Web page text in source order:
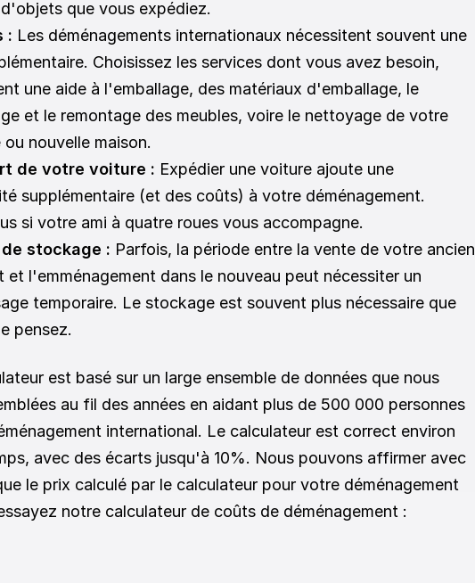
que vous expédiez.
: Les déménagements internationaux nécessitent souvent une
Choisissez les services dont vous avez besoin,
une aide à l'emballage, des matériaux d'emballage, le
et le remontage des meubles, voire le nettoyage de votre
ou nouvelle maison.
de votre voiture : Expédier une voiture ajoute une
supplémentaire (et des coûts) à votre déménagement.
si votre ami à quatre roues vous accompagne.
stockage : Parfois, la période entre la vente de votre ancien
et l'emménagement dans le nouveau peut nécessiter un
temporaire. Le stockage est souvent plus nécessaire que
pensez.
est basé sur un large ensemble de données que nous
au fil des années en aidant plus de 500 000 personnes
international. Le calculateur est correct environ
avec des écarts jusqu'à 10%. Nous pouvons affirmer avec
le prix calculé par le calculateur pour votre déménagement
notre calculateur de coûts de déménagement :